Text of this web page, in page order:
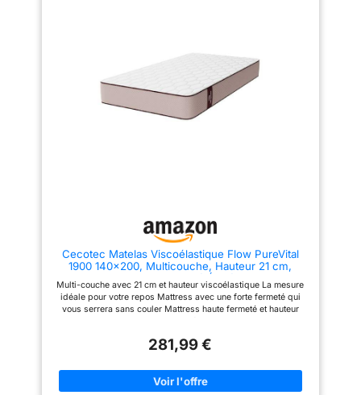
Cecotec Matelas Viscoélastique Flow PureVital
1900 140x200, Multicouche, Hauteur 21 cm,
Noyau FoamVital, Fermeté Élevée, Couche
VisComfort, Tissu SoftTex, Double Face Double
Système pour Hiver et Été
Multi-couche avec 21 cm et hauteur viscoélastique La mesure
idéale pour votre repos Mattress avec une forte fermeté qui
vous serrera sans couler Mattress haute fermeté et hauteur
élevée, la résistance et est facile à nettoyer Double système
la chaleur en hiver Votre repos optimal ne dépend pas de la
station
281,99 €